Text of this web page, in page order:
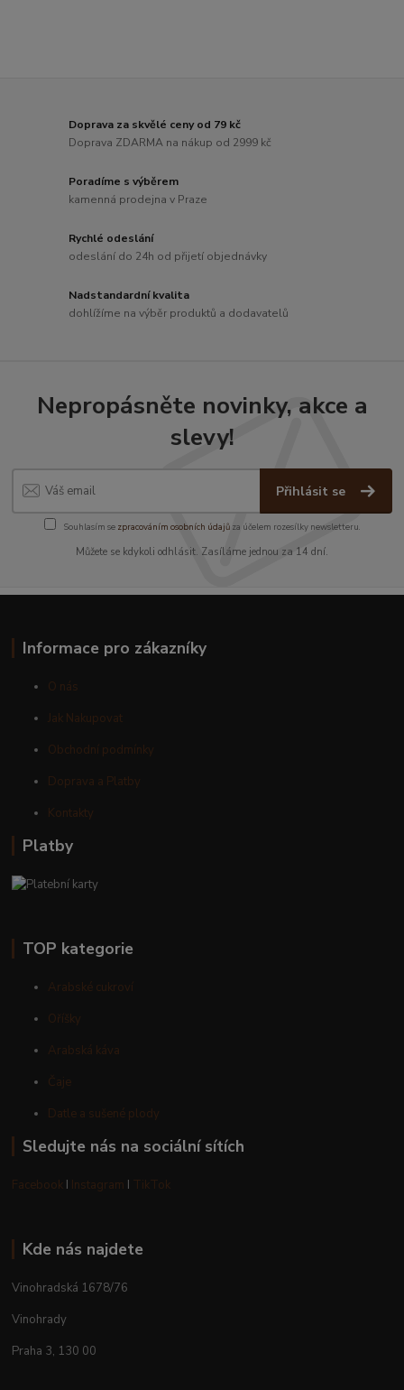
Doprava za skvělé ceny od 79 kč
Doprava ZDARMA na nákup od 2999 kč
Poradíme s výběrem
kamenná prodejna v Praze
Rychlé odeslání
odeslání do 24h od přijetí objednávky
Nadstandardní kvalita
dohlížíme na výběr produktů a dodavatelů
Nepropásněte novinky, akce a
slevy!
Přihlásit se
Souhlasím se zpracováním osobních údajůza účelem rozesílky newsletteru.
Můžete se kdykoli odhlásit. Zasíláme jednou za 14 dní.
Informace pro zákazníky
O nás
Jak Nakupovat
Obchodní podmínky
Doprava a Platby
Kontakty
Platby
TOP kategorie
Arabské cukroví
Oříšky
Arabská káva
Čaje
Datle a sušené plody
Sledujte nás na sociální sítích
Facebook I Instagram I TikTok
Kde nás najdete
Vinohradská 1678/76
Vinohrady
Praha 3, 130 00